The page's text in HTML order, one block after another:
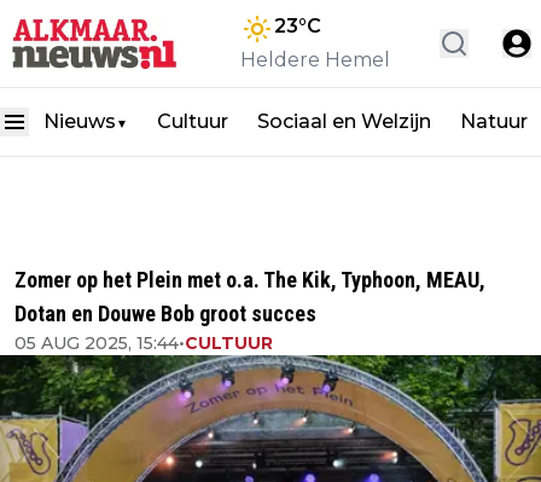
23°C
Heldere Hemel
Nieuws ▼ Cultuur Sociaal en Welzijn Natuur
Zomer op het Plein met o.a. The Kik, Typhoon, MEAU,
Dotan en Douwe Bob groot succes
05 AUG 2025, 15:44•CULTUUR